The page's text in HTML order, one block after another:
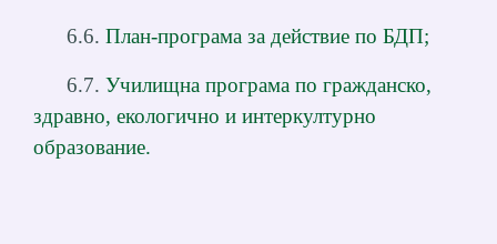
6.6. План-програма за действие по БДП;
6.7. Училищна програма по гражданско,
здравно, екологично и интеркултурно
образование.